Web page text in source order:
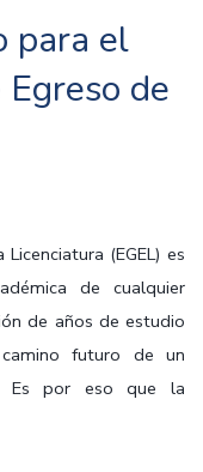
para el
de
(EGEL) es
de cualquier
de años de estudio
futuro de un
Es por eso que la